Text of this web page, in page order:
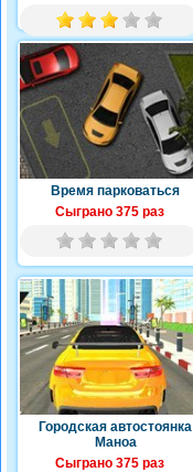
Время парковаться
Сыграно 375 раз
Городская автостоянка
Маноа
Сыграно 375 раз